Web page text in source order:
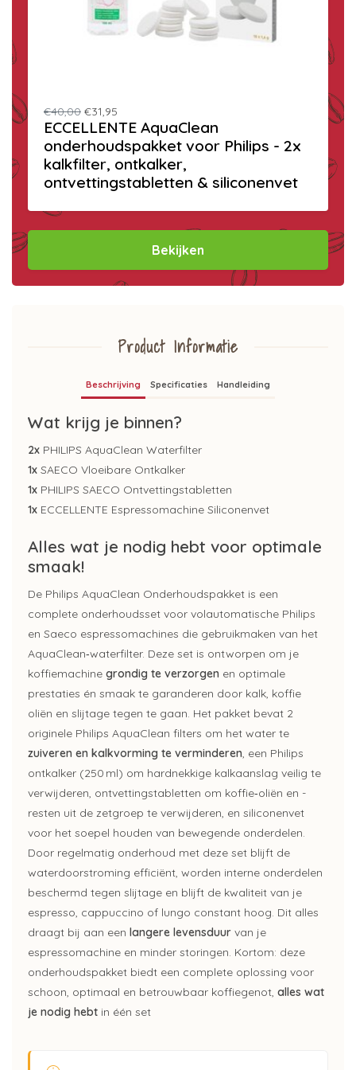
€40,00 €31,95
ECCELLENTE AquaClean
onderhoudspakket voor Philips - 2x
kalkfilter, ontkalker,
ontvettingstabletten & siliconenvet
Bekijken
Product Informatie
Beschrijving Specificaties Handleiding
Wat krijg je binnen?
2x PHILIPS AquaClean Waterfilter
1x SAECO Vloeibare Ontkalker
1x PHILIPS SAECO Ontvettingstabletten
1x ECCELLENTE Espressomachine Siliconenvet
Alles wat je nodig hebt voor optimale
smaak!
De Philips AquaClean Onderhoudspakket is een
complete onderhoudsset voor volautomatische Philips
en Saeco espressomachines die gebruikmaken van het
AquaClean‑waterfilter. Deze set is ontworpen om je
koffiemachine grondig te verzorgen en optimale
prestaties én smaak te garanderen door kalk, koffie
oliën en slijtage tegen te gaan. Het pakket bevat 2
originele Philips AquaClean filters om het water te
zuiveren en kalkvorming te verminderen, een Philips
ontkalker (250 ml) om hardnekkige kalkaanslag veilig te
verwijderen, ontvettingstabletten om koffie‑oliën en -
resten uit de zetgroep te verwijderen, en siliconenvet
voor het soepel houden van bewegende onderdelen.
Door regelmatig onderhoud met deze set blijft de
waterdoorstroming efficiënt, worden interne onderdelen
beschermd tegen slijtage en blijft de kwaliteit van je
espresso, cappuccino of lungo constant hoog. Dit alles
draagt bij aan een langere levensduur van je
espressomachine en minder storingen. Kortom: deze
onderhoudspakket biedt een complete oplossing voor
schoon, optimaal en betrouwbaar koffiegenot, alles wat
je nodig hebt in één set